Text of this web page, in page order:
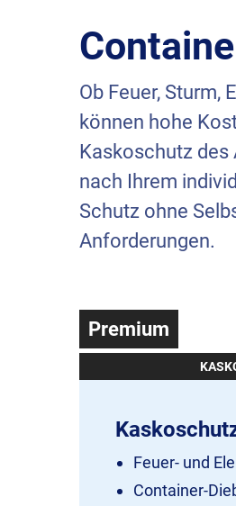
Ob Feuer, Sturm,
können hohe
Kaskoschutz des
nach Ihrem
Schutz ohne
Anforderungen.
Premium
Feuer- und
Container-